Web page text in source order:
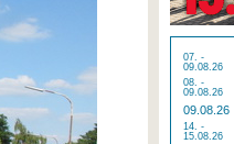
07. -
09.08.26
08. -
09.08.26
09.08.26
14. -
15.08.26